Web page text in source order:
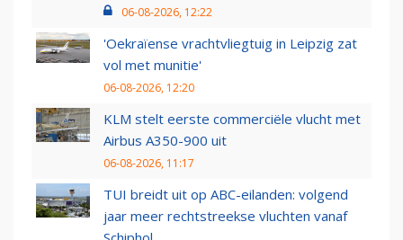
06-08-2026, 12:22
'Oekraïense vrachtvliegtuig in Leipzig zat
vol met munitie'
06-08-2026, 12:20
KLM stelt eerste commerciële vlucht met
Airbus A350-900 uit
06-08-2026, 11:17
TUI breidt uit op ABC-eilanden: volgend
jaar meer rechtstreekse vluchten vanaf